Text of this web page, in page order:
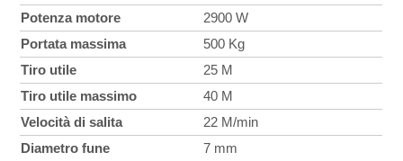
Potenza motore
2900 W
Portata massima
500 Kg
Tiro utile
25 M
Tiro utile massimo
40 M
Velocità di salita
22 M/min
Diametro fune
7 mm